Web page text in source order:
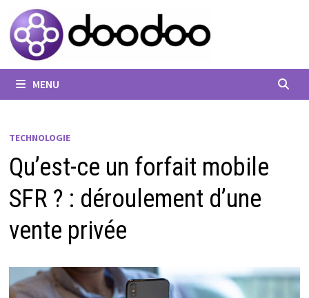
Passer
au
contenu
MENU
TECHNOLOGIE
Qu’est-ce un forfait mobile
SFR ? : déroulement d’une
vente privée